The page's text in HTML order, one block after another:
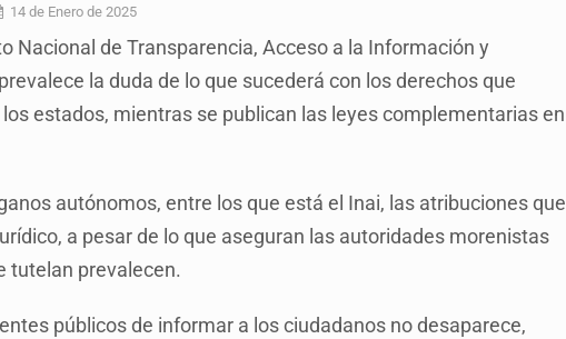
agresión y amenzas contra su pareja
Isidro denuncian tala; IJALVI lo niega
tras inundación en Balcones de Oblatos
en crimen de Valeria
buscada desde 2012
14 de Enero de 2025
Nacional de Transparencia, Acceso a la Información y
la duda de lo que sucederá con los derechos que
estados, mientras se publican las leyes complementarias en
autónomos, entre los que está el Inai, las atribuciones que
a pesar de lo que aseguran las autoridades morenistas
tutelan prevalecen.
públicos de informar a los ciudadanos no desaparece,